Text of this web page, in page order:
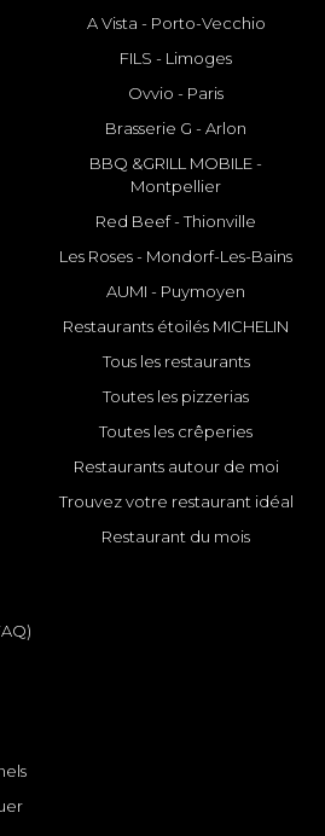
A Vista - Porto-Vecchio
FILS - Limoges
Ovvio - Paris
Brasserie G - Arlon
BBQ &GRILL MOBILE -
Montpellier
Red Beef - Thionville
Les Roses - Mondorf-Les-Bains
AUMI - Puymoyen
Restaurants étoilés MICHELIN
Tous les restaurants
Toutes les pizzerias
Toutes les crêperies
Restaurants autour de moi
Trouvez votre restaurant idéal
Restaurant du mois